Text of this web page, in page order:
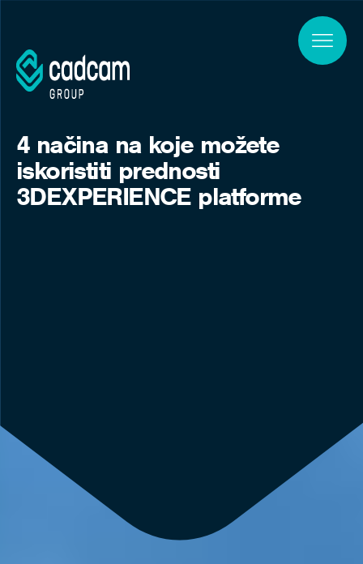
4 načina na koje možete
iskoristiti prednosti
3DEXPERIENCE platforme